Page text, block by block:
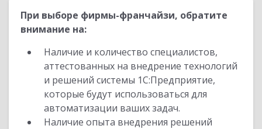
При выборе фирмы-франчайзи, обратите
внимание на:
Наличие и количество специалистов,
аттестованных на внедрение технологий
и решений системы 1С:Предприятие,
которые будут использоваться для
автоматизации ваших задач.
Наличие опыта внедрения решений